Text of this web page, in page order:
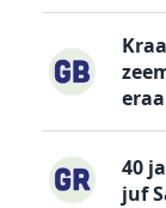
40
juf